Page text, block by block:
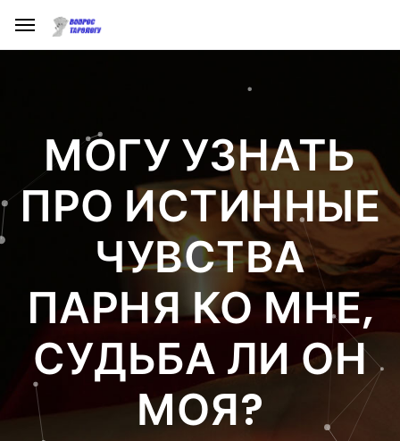
МОГУ УЗНАТЬ
ПРО ИСТИННЫЕ
ЧУВСТВА
ПАРНЯ КО МНЕ,
СУДЬБА ЛИ ОН
МОЯ?